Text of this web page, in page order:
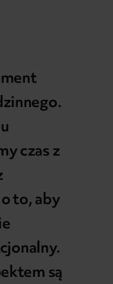
czas z
to, aby
są